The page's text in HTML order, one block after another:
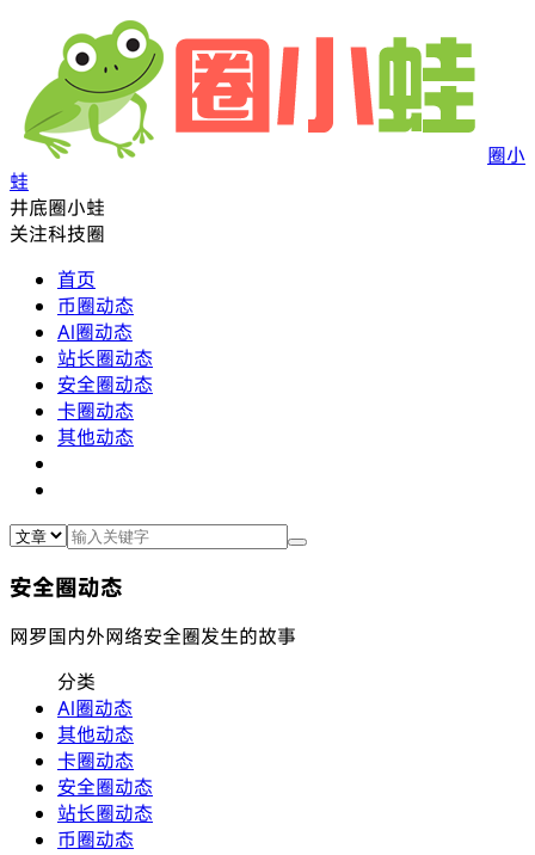
圈小
蛙
井底圈小蛙
关注科技圈
首页
币圈动态
AI圈动态
站长圈动态
安全圈动态
卡圈动态
其他动态
安全圈动态
网罗国内外网络安全圈发生的故事
分类
AI圈动态
其他动态
卡圈动态
安全圈动态
站长圈动态
币圈动态